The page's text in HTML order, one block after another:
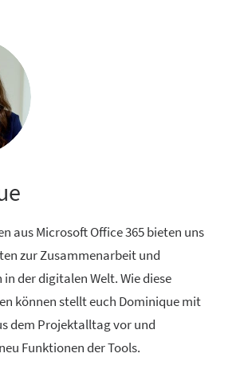
aus Microsoft Office 365 bieten uns
zur Zusammenarbeit und
der digitalen Welt. Wie diese
können stellt euch Dominique mit
dem Projektalltag vor und
Funktionen der Tools.